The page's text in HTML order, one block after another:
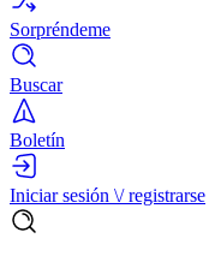
Sorpréndeme
Buscar
Boletín
Iniciar sesión \/ registrarse